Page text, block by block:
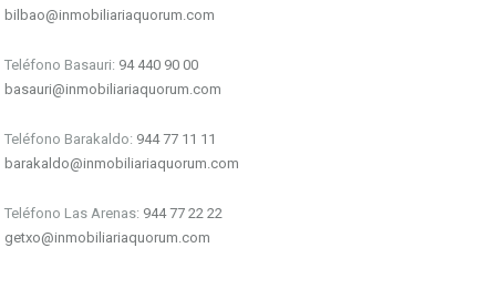
bilbao@inmobiliariaquorum.com
Teléfono Basauri: 94 440 90 00
basauri@inmobiliariaquorum.com
Teléfono Barakaldo: 944 77 11 11
barakaldo@inmobiliariaquorum.com
Teléfono Las Arenas: 944 77 22 22
getxo@inmobiliariaquorum.com